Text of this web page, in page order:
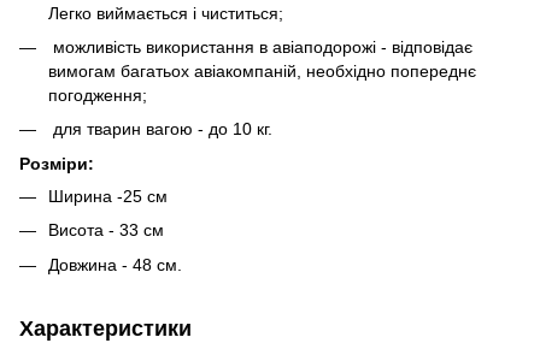
Легко виймається і чиститься;
можливість використання в авіаподорожі - відповідає
вимогам багатьох авіакомпаній, необхідно попереднє
погодження;
для тварин вагою - до 10 кг.
Розміри:
Ширина -25 см
Висота - 33 см
Довжина - 48 см.
Характеристики